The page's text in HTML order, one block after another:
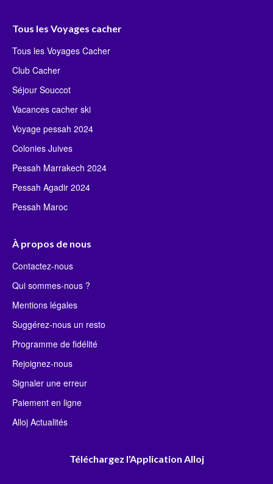
Tous les Voyages cacher
Tous les Voyages Cacher
Club Cacher
Séjour Souccot
Vacances cacher ski
Voyage pessah 2024
Colonies Juives
Pessah Marrakech 2024
Pessah Agadir 2024
Pessah Maroc
À propos de nous
Contactez-nous
Qui sommes-nous ?
Mentions légales
Suggérez-nous un resto
Programme de fidélité
Rejoignez-nous
Signaler une erreur
Paiement en ligne
Alloj Actualités
Téléchargez l'Application Alloj